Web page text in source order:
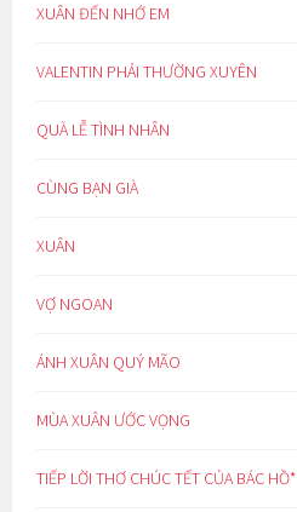
XUÂN ĐẾN NHỚ EM
VALENTIN PHẢI THƯỜNG XUYÊN
QUÀ LỄ TÌNH NHÂN
CÙNG BẠN GIÀ
XUÂN
VỢ NGOAN
ÁNH XUÂN QUÝ MÃO
MÙA XUÂN ƯỚC VỌNG
TIẾP LỜI THƠ CHÚC TẾT CỦA BÁC HỒ*